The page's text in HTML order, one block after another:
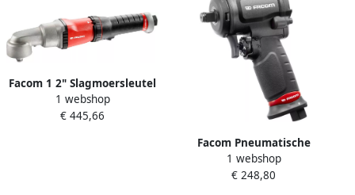
Facom 1 2" Slagmoersleutel
Onder Hoek NS.A1700F2PB
1 webshop
€ 445,66
Facom Pneumatische
slagmoersleutel | 1 2" |
NS.1600FPB
1 webshop
€ 248,80